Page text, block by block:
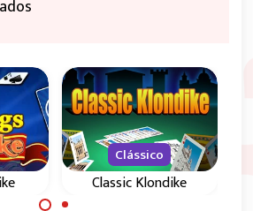
Classic Klondike
Clássico